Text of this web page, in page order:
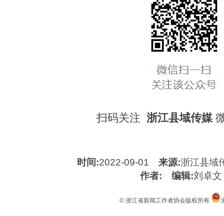
扫码关注浙江县域传媒
时间:2022-09-01来源:浙江县域
作者:
编辑:刘卓文
© 浙江省新闻工作者协会版权所有